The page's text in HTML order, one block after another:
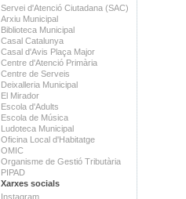
Servei d'Atenció Ciutadana (SAC)
Arxiu Municipal
Biblioteca Municipal
Casal Catalunya
Casal d'Avis Plaça Major
Centre d'Atenció Primària
Centre de Serveis
Deixalleria Municipal
El Mirador
Escola d'Adults
Escola de Música
Ludoteca Municipal
Oficina Local d'Habitatge
OMIC
Organisme de Gestió Tributària
PIPAD
Xarxes socials
Instagram